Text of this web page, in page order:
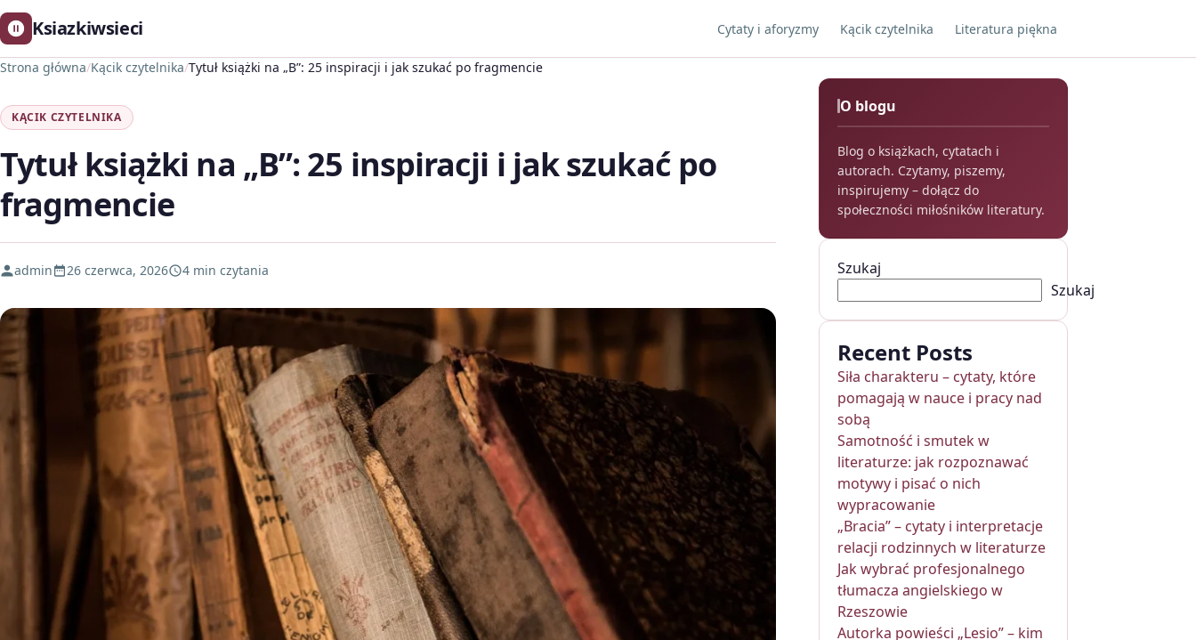
Ksiazkiwsieci Cytaty i aforyzmy Kącik czytelnika Literatura piękna
Strona główna/Kącik czytelnika/Tytuł książki na „B”: 25 inspiracji i jak szukać po fragmencie
KĄCIK CZYTELNIKA
Tytuł książki na „B”: 25 inspiracji i jak szukać po
fragmencie
admin 26 czerwca, 2026 4 min czytania
O blogu
Blog o książkach, cytatach i
autorach. Czytamy, piszemy,
inspirujemy – dołącz do
społeczności miłośników literatury.
Szukaj
Szukaj
Recent Posts
Siła charakteru – cytaty, które
pomagają w nauce i pracy nad
sobą
Samotność i smutek w
literaturze: jak rozpoznawać
motywy i pisać o nich
wypracowanie
„Bracia” – cytaty i interpretacje
relacji rodzinnych w literaturze
Jak wybrać profesjonalnego
tłumacza angielskiego w
Rzeszowie
Autorka powieści „Lesio” – kim